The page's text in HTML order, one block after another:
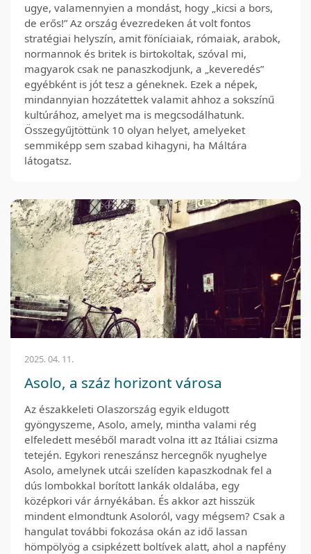
ugye, valamennyien a mondást, hogy „kicsi a bors,
de erős!” Az ország évezredeken át volt fontos
stratégiai helyszín, amit föníciaiak, rómaiak, arabok,
normannok és britek is birtokoltak, szóval mi,
magyarok csak ne panaszkodjunk, a „keveredés”
egyébként is jót tesz a géneknek. Ezek a népek,
mindannyian hozzátettek valamit ahhoz a sokszínű
kultúrához, amelyet ma is megcsodálhatunk.
Összegyűjtöttünk 10 olyan helyet, amelyeket
semmiképp sem szabad kihagyni, ha Máltára
látogatsz.
2025. 04. 11.
Asolo, a száz horizont városa
Az északkeleti Olaszország egyik eldugott
gyöngyszeme, Asolo, amely, mintha valami rég
elfeledett meséből maradt volna itt az Itáliai csizma
tetején. Egykori reneszánsz hercegnők nyughelye
Asolo, amelynek utcái szelíden kapaszkodnak fel a
dús lombokkal borított lankák oldalába, egy
középkori vár árnyékában. És akkor azt hisszük
mindent elmondtunk Asoloról, vagy mégsem? Csak a
hangulat további fokozása okán az idő lassan
hömpölyög a csipkézett boltívek alatt, ahol a napfény